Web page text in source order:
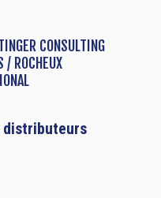
CONSULTING
/ ROCHEUX